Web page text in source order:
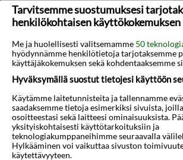
Huoneen tyyppi ja lento
◀︎
Tarvitsemme suostumuksesi
henkilökohtaisen käyttökokemuksen
Me ja huolellisesti valitsemamme 50
hyödynnämme henkilötietoja tarjotaksemme
käyttäjäkokemuksen sekä kohdentaaksemme
Hyväksymällä suostut tietojesi käyttöön
Käytämme laitetunnisteita ja tallennamme
saadaksemme tietoja esimerkiksi sivuista,
osoitteestasi sekä laitteesi ominaisuuksista.
yksityiskohtaisesti käyttötarkoituksiin ja
teknologiakumppaneihimme seuraavalla
Hylkääminen voi vaikuttaa sivuston
käytettävyyteen.